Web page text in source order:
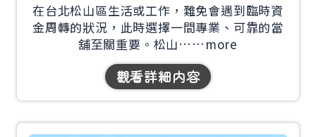
在台北松山區生活或工作，難免會遇到臨時資
金周轉的狀況，此時選擇一間專業、可靠的當
舖至關重要。松山…… more
觀看詳細内容